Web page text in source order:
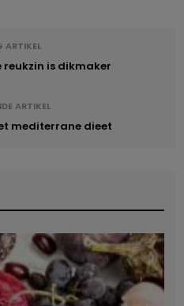
ARTIKEL
is dikmaker
ARTIKEL
mediterrane dieet